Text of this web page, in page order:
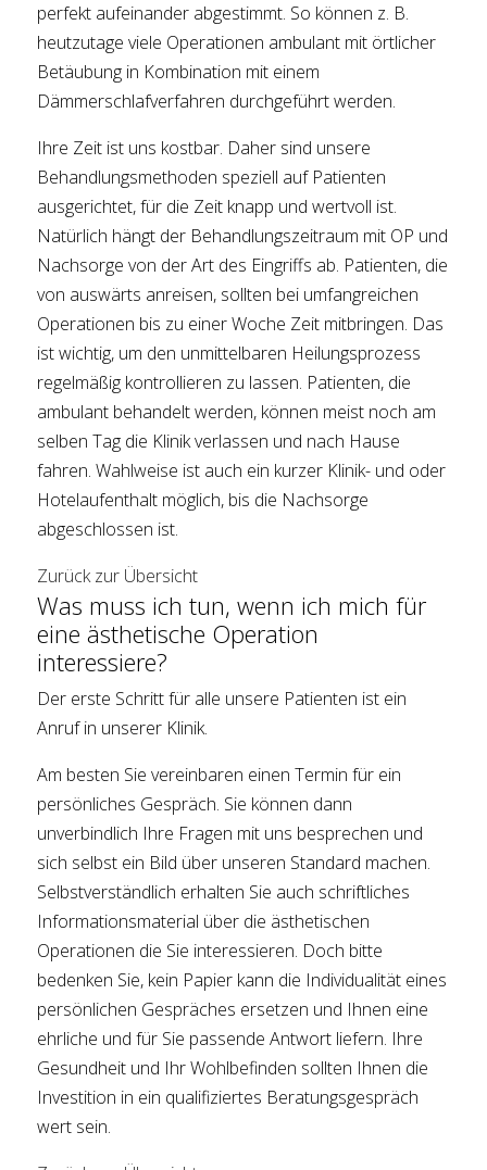
perfekt aufeinander abgestimmt. So können z. B.
heutzutage viele Operationen ambulant mit örtlicher
Betäubung in Kombination mit einem
Dämmerschlafverfahren durchgeführt werden.
Ihre Zeit ist uns kostbar. Daher sind unsere
Behandlungsmethoden speziell auf Patienten
ausgerichtet, für die Zeit knapp und wertvoll ist.
Natürlich hängt der Behandlungszeitraum mit OP und
Nachsorge von der Art des Eingriffs ab. Patienten, die
von auswärts anreisen, sollten bei umfangreichen
Operationen bis zu einer Woche Zeit mitbringen. Das
ist wichtig, um den unmittelbaren Heilungsprozess
regelmäßig kontrollieren zu lassen. Patienten, die
ambulant behandelt werden, können meist noch am
selben Tag die Klinik verlassen und nach Hause
fahren. Wahlweise ist auch ein kurzer Klinik- und oder
Hotelaufenthalt möglich, bis die Nachsorge
abgeschlossen ist.
Zurück zur Übersicht
Was muss ich tun, wenn ich mich für
eine ästhetische Operation
interessiere?
Der erste Schritt für alle unsere Patienten ist ein
Anruf in unserer Klinik.
Am besten Sie vereinbaren einen Termin für ein
persönliches Gespräch. Sie können dann
unverbindlich Ihre Fragen mit uns besprechen und
sich selbst ein Bild über unseren Standard machen.
Selbstverständlich erhalten Sie auch schriftliches
Informationsmaterial über die ästhetischen
Operationen die Sie interessieren. Doch bitte
bedenken Sie, kein Papier kann die Individualität eines
persönlichen Gespräches ersetzen und Ihnen eine
ehrliche und für Sie passende Antwort liefern. Ihre
Gesundheit und Ihr Wohlbefinden sollten Ihnen die
Investition in ein qualifiziertes Beratungsgespräch
wert sein.